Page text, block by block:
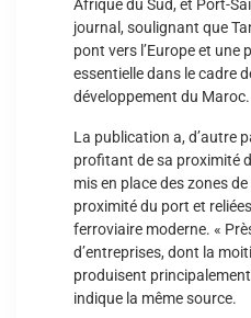
Afrique du Sud, et Port-
journal, soulignant que
pont vers l’Europe et une
essentielle dans le cadre
développement du Maroc.
La publication a, d’autre
profitant de sa proximité
mis en place des zones
proximité du port et
ferroviaire moderne. «
d’entreprises, dont la
produisent
indique la même source.